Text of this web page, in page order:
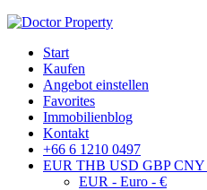
Start
Kaufen
Angebot einstellen
Favorites
Immobilienblog
Kontakt
+66 6 1210 0497
EUR THB USD GBP CNY
EUR - Euro - €